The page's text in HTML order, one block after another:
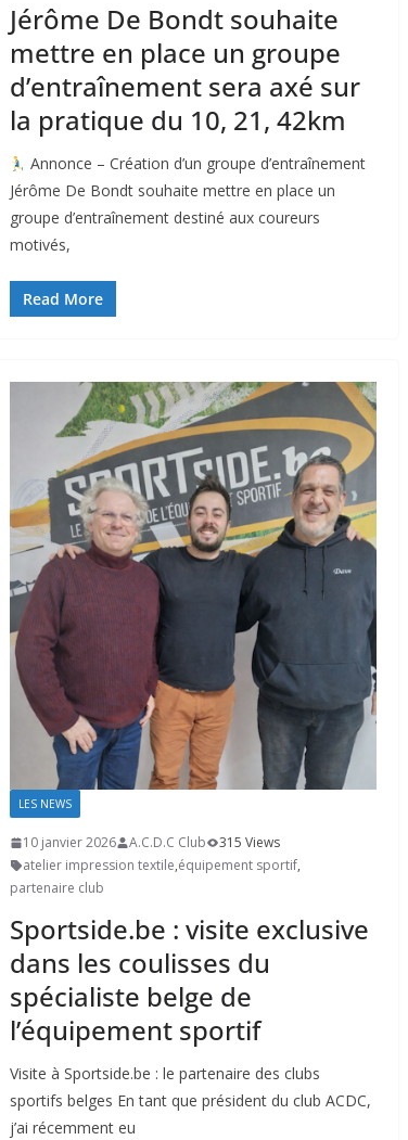
Jérôme De Bondt souhaite
mettre en place un groupe
d’entraînement sera axé sur
la pratique du 10, 21, 42km
Annonce – Création d’un groupe d’entraînement
Jérôme De Bondt souhaite mettre en place un
groupe d’entraînement destiné aux coureurs
motivés,
Read More
LES NEWS
10 janvier 2026 A.C.D.C Club
315 Views
atelier impression textile,équipement sportif,
partenaire club
Sportside.be : visite exclusive
dans les coulisses du
spécialiste belge de
l’équipement sportif
Visite à Sportside.be : le partenaire des clubs
sportifs belges En tant que président du club ACDC,
j’ai récemment eu